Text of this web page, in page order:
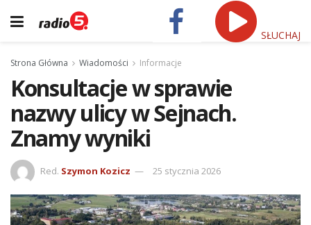
SŁUCHAJ
Strona Główna Wiadomości Informacje
Konsultacje w sprawie
nazwy ulicy w Sejnach.
Znamy wyniki
Red. Szymon Kozicz 25 stycznia 2026